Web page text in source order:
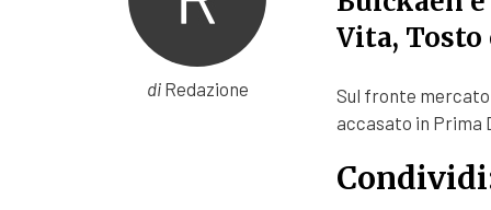
diRedazione
Vita, Tosto
Sul fronte mercato
accasato in Prima